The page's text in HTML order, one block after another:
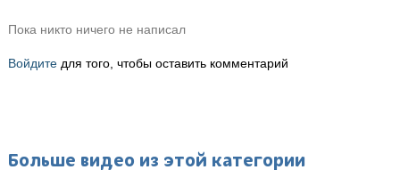
Пока никто ничего не написал
Войдитедля того, чтобы оставить комментарий
Больше видео из этой категории